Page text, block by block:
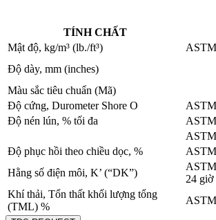
TÍNH CHẤT
Mật độ, kg/m³ (lb./ft³)
Độ dày, mm (inches)
Màu sắc tiêu chuẩn (Mã)
Độ cứng, Durometer Shore O
Độ nén lún, % tối đa
Độ phục hồi theo chiều dọc, %
Hằng số điện môi, K’ (“DK”)
24 giờ
Khí thải, Tổn thất khối lượng tổng
(TML) %